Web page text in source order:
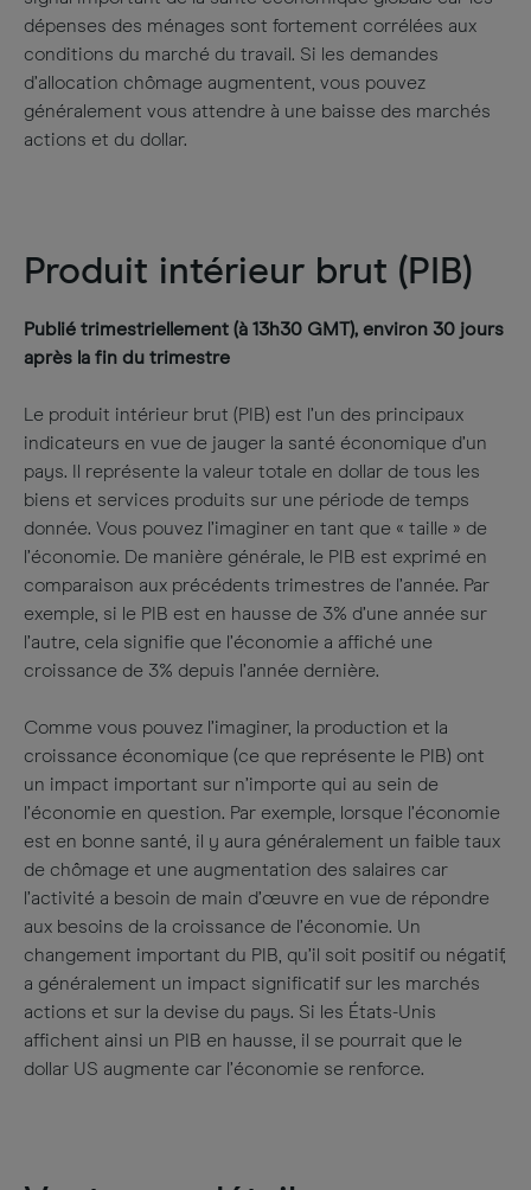
dépenses des ménages sont fortement corrélées aux
conditions du marché du travail. Si les demandes
d’allocation chômage augmentent, vous pouvez
généralement vous attendre à une baisse des marchés
actions et du dollar.
Produit intérieur brut (PIB)
Publié trimestriellement (à 13h30 GMT), environ 30 jours
après la fin du trimestre
Le produit intérieur brut (PIB) est l’un des principaux
indicateurs en vue de jauger la santé économique d’un
pays. Il représente la valeur totale en dollar de tous les
biens et services produits sur une période de temps
donnée. Vous pouvez l’imaginer en tant que « taille » de
l’économie. De manière générale, le PIB est exprimé en
comparaison aux précédents trimestres de l’année. Par
exemple, si le PIB est en hausse de 3% d’une année sur
l’autre, cela signifie que l’économie a affiché une
croissance de 3% depuis l’année dernière.
Comme vous pouvez l’imaginer, la production et la
croissance économique (ce que représente le PIB) ont
un impact important sur n’importe qui au sein de
l’économie en question. Par exemple, lorsque l’économie
est en bonne santé, il y aura généralement un faible taux
de chômage et une augmentation des salaires car
l’activité a besoin de main d’œuvre en vue de répondre
aux besoins de la croissance de l’économie. Un
changement important du PIB, qu’il soit positif ou négatif,
a généralement un impact significatif sur les marchés
actions et sur la devise du pays. Si les États-Unis
affichent ainsi un PIB en hausse, il se pourrait que le
dollar US augmente car l’économie se renforce.